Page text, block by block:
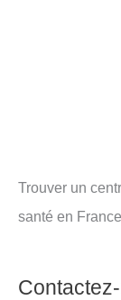
Trouver un
santé en